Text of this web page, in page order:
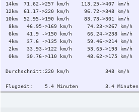
14km 71.62->257 km/h 113.25->407 km/h
12km 61.17->220 km/h 96.72->348 km/h
10km 52.95->190 km/h 83.73->301 km/h
8km 46.95->169 km/h 74.23->267 km/h
6km 41.9 ->150 km/h 66.24->238 km/h
4km 37.6 ->135 km/h 59.46->214 km/h
2km 33.93->122 km/h 53.65->193 km/h
0km 30.76->110 km/h 48.62->175 km/h
Durchschnitt:220 km/h 348 km/h
Flugzeit: 5.4 Minuten 3.4 Minuten
80km/h Wind 7.2 km Drift 4.5km Drift